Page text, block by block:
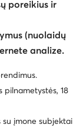
poreikius ir
(nuolaidų
analize.
pilnametystės, 18
įmone subjektai